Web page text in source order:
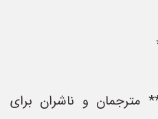
مترجمان و ناشران برای